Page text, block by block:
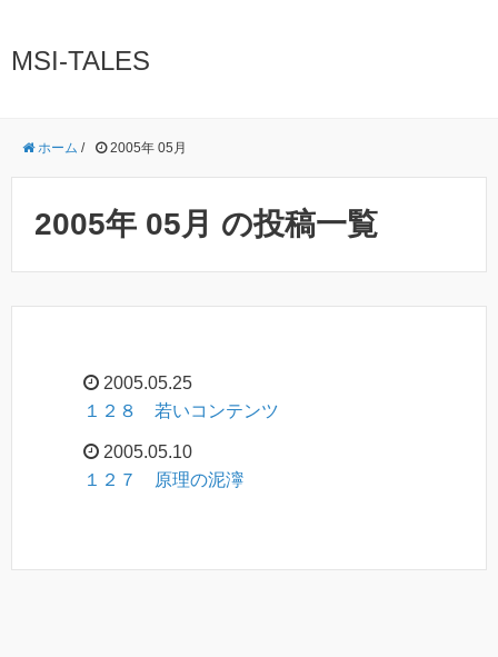
MSI-TALES
ホーム / 2005年 05月
2005年 05月 の投稿一覧
2005.05.25
１２８ 若いコンテンツ
2005.05.10
１２７ 原理の泥濘